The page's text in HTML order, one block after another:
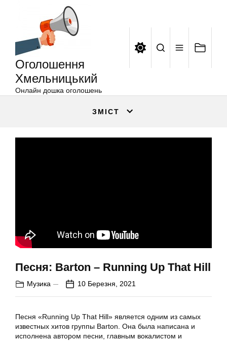
Оголошення
Хмельницький
Онлайн дошка оголошень
ЗМІСТ
Песня: Barton – Running Up That Hill
Музика 10 Березня, 2021
Песня «Running Up That Hill» является одним из самых
известных хитов группы Barton. Она была написана и
исполнена автором песни, главным вокалистом и